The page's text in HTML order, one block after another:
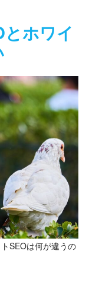
ホワイ
SEOは何が違うの